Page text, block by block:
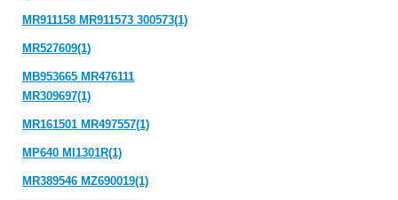
MR911158 MR911573 300573(1)
MR527609(1)
MB953665 MR476111
MR309697(1)
MR161501 MR497557(1)
MP640 MI1301R(1)
MR389546 MZ690019(1)